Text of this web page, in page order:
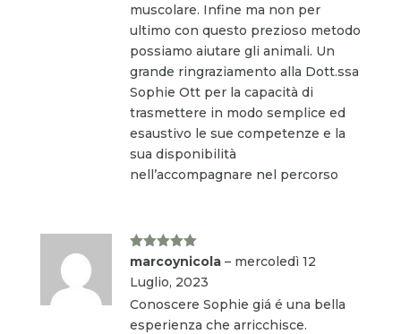
muscolare. Infine ma non per
ultimo con questo prezioso metodo
possiamo aiutare gli animali. Un
grande ringraziamento alla Dott.ssa
Sophie Ott per la capacità di
trasmettere in modo semplice ed
esaustivo le sue competenze e la
sua disponibilità
nell’accompagnare nel percorso
Valutato5
marcoynicola – mercoledì 12
Luglio, 2023
Conoscere Sophie giá é una bella
esperienza che arricchisce.